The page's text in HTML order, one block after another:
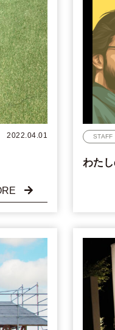
2022.04.01 STAFF
わた